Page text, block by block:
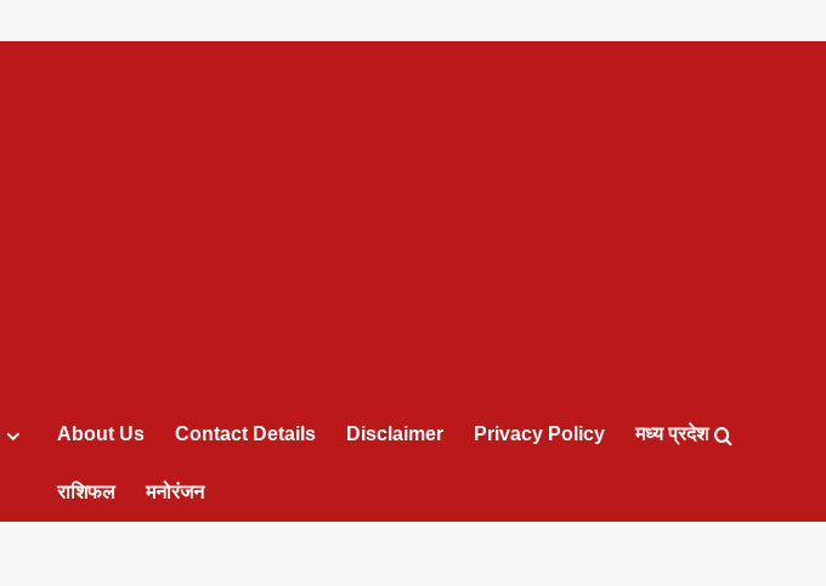
About Us Contact Details Disclaimer Privacy Policy मध्य प्रदेश
राशिफल मनोरंजन